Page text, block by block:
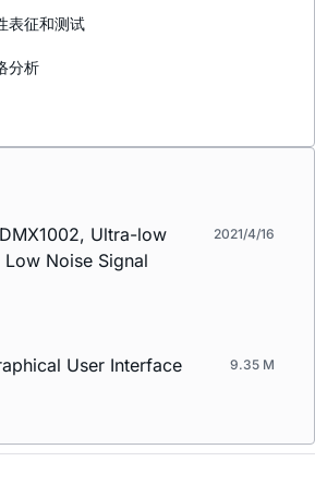
表征和测试
分析
Ultra-low
Noise Signal
2021/4/16
User Interface
9.35 M